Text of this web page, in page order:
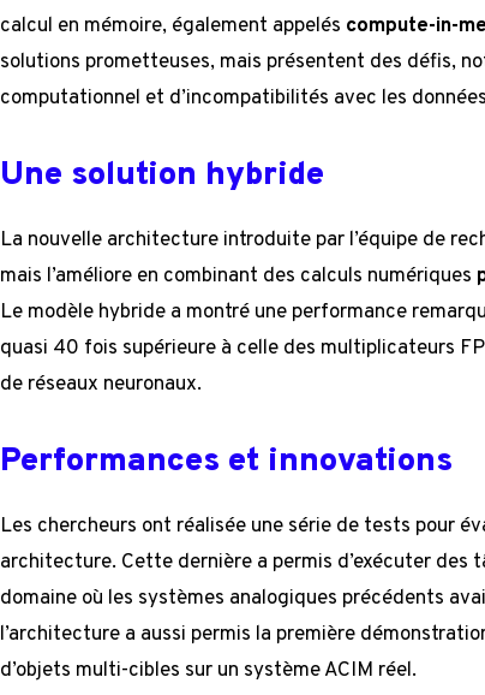
calcul en mémoire, également appelés compute-in-
solutions prometteuses, mais présentent des défis,
computationnel et d’incompatibilités avec les
Une solution hybride
La nouvelle architecture introduite par l’équipe de
mais l’améliore en combinant des calculs numériques
Le modèle hybride a montré une performance
quasi 40 fois supérieure à celle des multiplicateurs
de réseaux neuronaux.
Performances et innovations
Les chercheurs ont réalisée une série de tests pour
architecture. Cette dernière a permis d’exécuter des
domaine où les systèmes analogiques précédents
l’architecture a aussi permis la première
d’objets multi-cibles sur un système ACIM réel.